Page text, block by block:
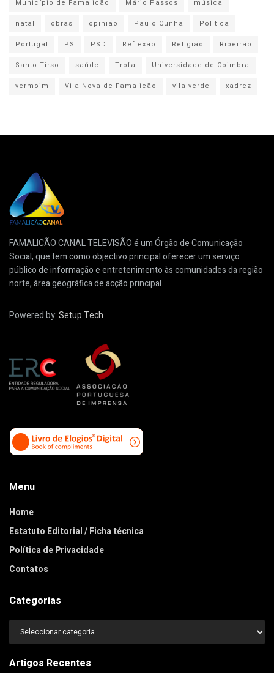
Município de Famalicão
Mário Passos
música
natal
obras opinião Paulo Cunha
Politica
Portugal
PS PSD Reflexão Religião
Ribeirão
Santo Tirso
saúde Trofa
Universidade de Coimbra
vermoim
Vila Nova de Famalicão vila verde xadrez
FAMALICÃO CANAL TELEVISÃO é um Órgão de Comunicação
Social, que tem como objectivo principal oferecer um serviço
público de informação e entretenimento às comunidades da região
norte, área geográfica de acção principal.
Powered by:Setup Tech
Menu
Home
Estatuto Editorial / Ficha técnica
Política de Privacidade
Contatos
Categorias
Categorias
Artigos Recentes